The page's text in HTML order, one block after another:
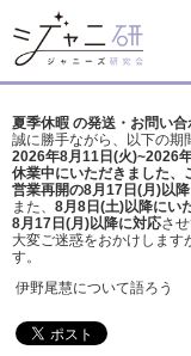
夏季休暇 の発送・お問い
誠に勝手ながら、以下の期
2026年8月11日(火)~2026
休業中にいただきました、
営業再開の8月17日(月)以
また、 8月8日(土)以降にい
8月17日(月)以降に対応さ
大変ご迷惑をおかけします
す。
伊野尾慧について語ろう